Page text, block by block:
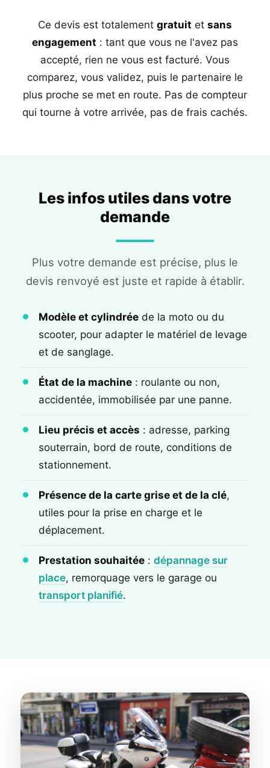
Ce devis est totalement gratuit et sans
engagement : tant que vous ne l'avez pas
accepté, rien ne vous est facturé. Vous
comparez, vous validez, puis le partenaire le
plus proche se met en route. Pas de compteur
qui tourne à votre arrivée, pas de frais cachés.
Les infos utiles dans votre
demande
Plus votre demande est précise, plus le
devis renvoyé est juste et rapide à établir.
Modèle et cylindrée de la moto ou du
scooter, pour adapter le matériel de levage
et de sanglage.
État de la machine : roulante ou non,
accidentée, immobilisée par une panne.
Lieu précis et accès : adresse, parking
souterrain, bord de route, conditions de
stationnement.
Présence de la carte grise et de la clé,
utiles pour la prise en charge et le
déplacement.
Prestation souhaitée : dépannage sur
place, remorquage vers le garage ou
transport planifié.